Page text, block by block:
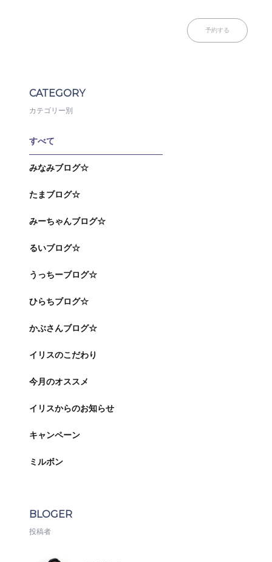
予約する
CATEGORY
カテゴリー別
すべて
みなみブログ☆
たまブログ☆
みーちゃんブログ☆
るいブログ☆
うっちーブログ☆
ひらちブログ☆
かぶさんブログ☆
イリスのこだわり
今月のオススメ
イリスからのお知らせ
キャンペーン
ミルボン
BLOGER
投稿者